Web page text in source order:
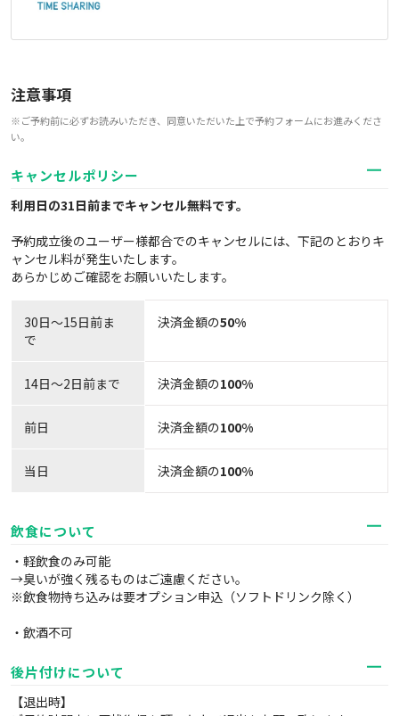
注意事項
※ご予約前に必ずお読みいただき、同意いただいた上で予約フォームにお進みくださ
い。
キャンセルポリシー
利用日の31日前までキャンセル無料です。
予約成立後のユーザー様都合でのキャンセルには、下記のとおりキ
ャンセル料が発生いたします。
あらかじめご確認をお願いいたします。
30日〜15日前ま
で
決済金額の50%
14日～2日前まで 決済金額の100%
前日 決済金額の100%
当日 決済金額の100%
飲食について
・軽飲食のみ可能
→臭いが強く残るものはご遠慮ください。
※飲食物持ち込みは要オプション申込（ソフトドリンク除く）
・飲酒不可
後片付けについて
【退出時】